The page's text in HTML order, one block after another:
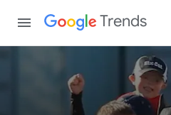
Trends